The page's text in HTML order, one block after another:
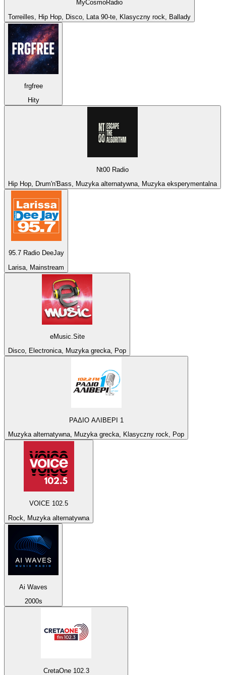
MyCosmoRadio
Torreilles, Hip Hop, Disco, Lata 90-te, Klasyczny rock, Ballady
frgfree
Hity
Nt00 Radio
Hip Hop, Drum'n'Bass, Muzyka alternatywna, Muzyka eksperymentalna
95.7 Radio DeeJay
Larisa, Mainstream
eMusic.Site
Disco, Electronica, Muzyka grecka, Pop
ΡΑΔΙΟ ΑΛΙΒΕΡΙ 1
Muzyka alternatywna, Muzyka grecka, Klasyczny rock, Pop
VOICE 102.5
Rock, Muzyka alternatywna
Ai Waves
2000s
CretaOne 102.3